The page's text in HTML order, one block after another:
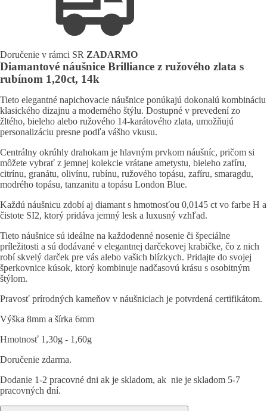
Doručenie v rámci SR ZADARMO
Diamantové náušnice Brilliance z ružového zlata s
rubínom 1,20ct, 14k
Tieto elegantné napichovacie náušnice ponúkajú dokonalú kombináciu
klasického dizajnu a moderného štýlu. Dostupné v prevedení zo
žltého, bieleho alebo ružového 14-karátového zlata, umožňujú
personalizáciu presne podľa vášho vkusu.
Centrálny okrúhly drahokam je hlavným prvkom náušníc, pričom si
môžete vybrať z jemnej kolekcie vrátane ametystu, bieleho zafíru,
citrínu, granátu, olivínu, rubínu, ružového topásu, zafíru, smaragdu,
modrého topásu, tanzanitu a topásu London Blue.
Každú náušnicu zdobí aj diamant s hmotnosťou 0,0145 ct vo farbe H a
čistote SI2, ktorý pridáva jemný lesk a luxusný vzhľad.
Tieto náušnice sú ideálne na každodenné nosenie či špeciálne
príležitosti a sú dodávané v elegantnej darčekovej krabičke, čo z nich
robí skvelý darček pre vás alebo vašich blízkych. Pridajte do svojej
šperkovnice kúsok, ktorý kombinuje nadčasovú krásu s osobitným
štýlom.
Pravosť prírodných kameňov v náušniciach je potvrdená certifikátom.
Výška 8mm a šírka 6mm
Hmotnosť 1,30g - 1,60g
Doručenie zdarma.
Dodanie 1-2 pracovné dni ak je skladom, ak nie je skladom 5-7
pracovných dní.